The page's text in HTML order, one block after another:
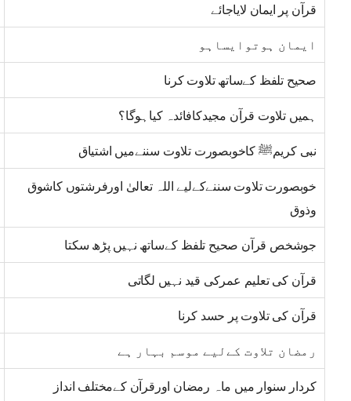
قرآن پر ایمان لایاجائے
ایمان ہوتوایساہو
صحیح تلفظ کےساتھ تلاوت کرنا
ہمیں تلاوت قرآن مجیدکافائدہ کیاہوگا؟
نبی کریمﷺ کاخوبصورت تلاوت سننےمیں اشتیاق
خوبصورت تلاوت سننےکےلیے اللہ تعالیٰ اورفرشتوں کاشوق
وذوق
جوشخص قرآن صحیح تلفظ کےساتھ نہیں پڑھ سکتا
قرآن کی تعلیم عمرکی قید نہیں لگاتی
قرآن کی تلاوت پر حسد کرنا
رمضان تلاوت کےلیے موسم بہار ہے
کردار سنوار میں ماہ رمضان اورقرآن کےمختلف انداز